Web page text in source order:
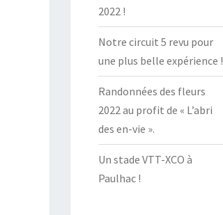
2022 !
Notre circuit 5 revu pour
une plus belle expérience !
Randonnées des fleurs
2022 au profit de « L’abri
des en-vie ».
Un stade VTT-XCO à
Paulhac !